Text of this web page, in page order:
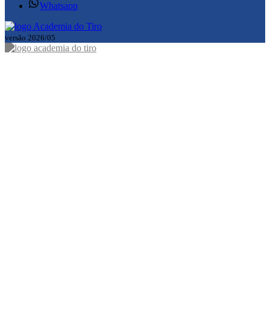
Whatsapp
versão 2026/05